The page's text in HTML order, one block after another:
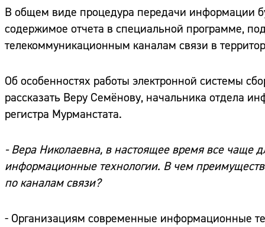
В общем виде процедура передачи информации
содержимое отчета в специальной программе,
телекоммуникационным каналам связи в
Об особенностях работы электронной системы
рассказать Веру Семёнову, начальника отдела
регистра Мурманстата.
- Вера Николаевна, в настоящее время все чаще
информационные технологии. В чем
по каналам связи?
- Организациям современные информационные